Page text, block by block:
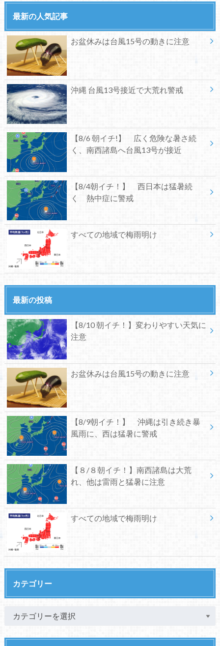
最新の人気記事
お盆休みは台風15号の動きに注意
沖縄 台風13号接近で大荒れ警戒
【8/6 朝イチ!】 広く危険な暑さ続
く、南西諸島へ台風13号が接近
【8/4朝イチ！】 西日本は猛暑続
く 熱中症に警戒
すべての地域で梅雨明け
最新の投稿
【8/10 朝イチ！】変わりやすい天気に
注意
お盆休みは台風15号の動きに注意
【8/9朝イチ！】 沖縄は引き続き暴
風雨に、西は猛暑に警戒
【８/８朝イチ！】南西諸島は大荒
れ、他は雷雨と猛暑に注意
すべての地域で梅雨明け
カテゴリー